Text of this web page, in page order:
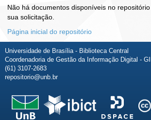
Não há documentos disponíveis no
sua solicitação.
Página inicial do repositório
Universidade de Brasília - Biblioteca Central
Coordenadoria de Gestão da Informação Digital -
(61) 3107-2683
repositorio@unb.br